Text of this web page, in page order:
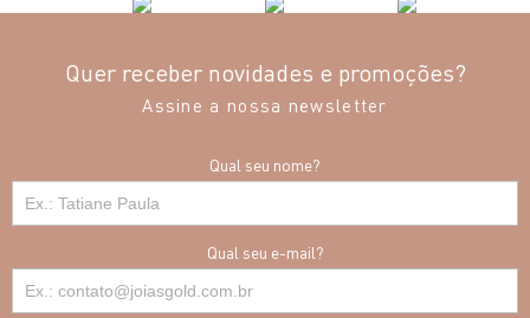
Quer receber novidades e promoções?
Assine a nossa newsletter
Qual seu nome?
Qual seu e-mail?